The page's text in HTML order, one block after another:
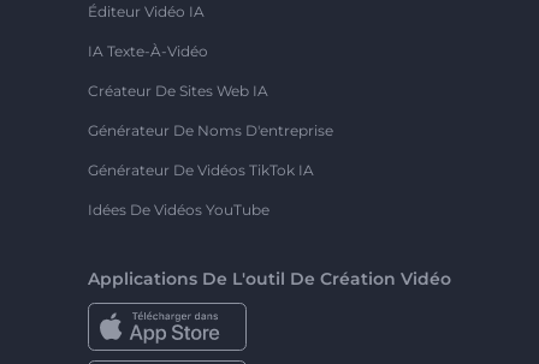
Éditeur Vidéo IA
IA Texte-À-Vidéo
Créateur De Sites Web IA
Générateur De Noms D'entreprise
Générateur De Vidéos TikTok IA
Idées De Vidéos YouTube
Applications De L'outil De Création Vidéo